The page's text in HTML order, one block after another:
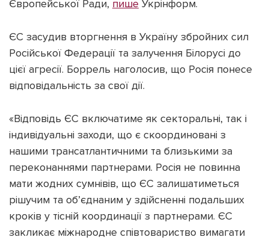
Наші соц мережі
Підтримати dyvys.info
Європейської Ради, пише Укрінформ.
ЄС засудив вторгнення в Україну збройних сил
Російської Федерації та залучення Білорусі до
цієї агресії. Боррель наголосив, що Росія понесе
відповідальність за свої дії.
«Відповідь ЄС включатиме як секторальні, так і
індивідуальні заходи, що є скоординовані з
нашими трансатлантичними та близькими за
переконаннями партнерами. Росія не повинна
мати жодних сумнівів, що ЄС залишатиметься
рішучим та об’єднаним у здійсненні подальших
кроків у тісній координації з партнерами. ЄС
закликає міжнародне співтовариство вимагати